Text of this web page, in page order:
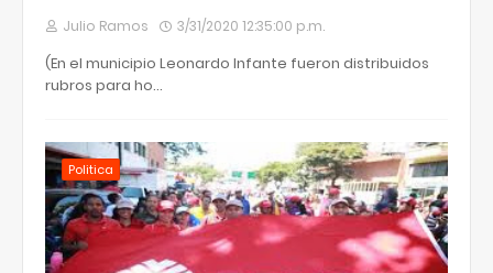
Julio Ramos 3/31/2020 12:35:00 p.m.
(En el municipio Leonardo Infante fueron distribuidos
rubros para ho…
Politica